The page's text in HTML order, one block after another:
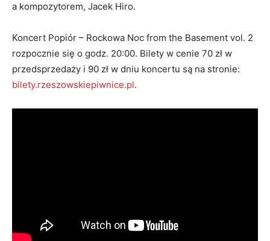
a kompozytorem, Jacek Hiro.
Koncert Popiór – Rockowa Noc from the Basement vol. 2
rozpocznie się o godz. 20:00. Bilety w cenie 70 zł w
przedsprzedaży i 90 zł w dniu koncertu są na stronie:
bilety.rzeszowskiepiwnice.pl.